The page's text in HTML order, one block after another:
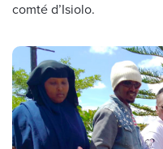
comté d’Isiolo.